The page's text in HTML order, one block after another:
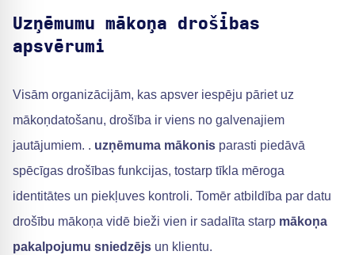
Uzņēmumu mākoņa drošības
apsvērumi
Visām organizācijām, kas apsver iespēju pāriet uz
mākoņdatošanu, drošība ir viens no galvenajiem
jautājumiem. . uzņēmuma mākonis parasti piedāvā
spēcīgas drošības funkcijas, tostarp tīkla mēroga
identitātes un piekļuves kontroli. Tomēr atbildība par datu
drošību mākoņa vidē bieži vien ir sadalīta starp mākoņa
pakalpojumu sniedzējs un klientu.